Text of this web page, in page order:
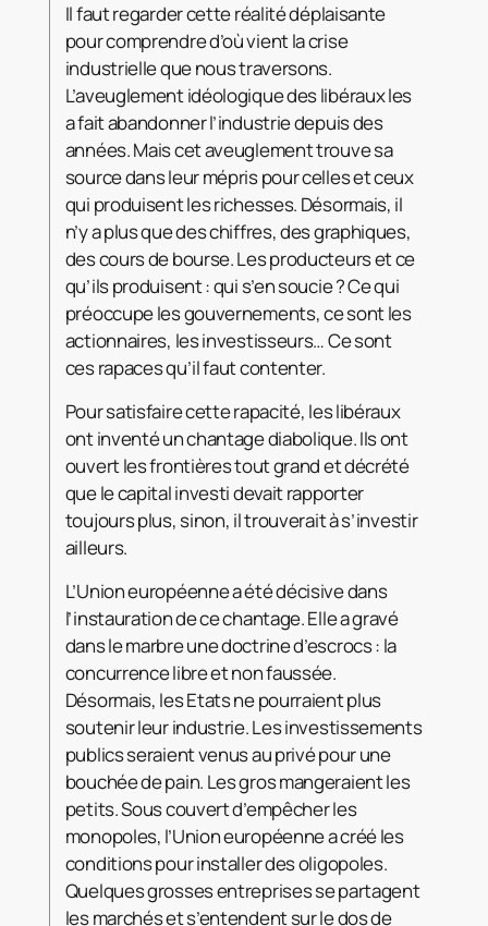
Il faut regarder cette réalité déplaisante
pour comprendre d’où vient la crise
industrielle que nous traversons.
L’aveuglement idéologique des libéraux les
a fait abandonner l’industrie depuis des
années. Mais cet aveuglement trouve sa
source dans leur mépris pour celles et ceux
qui produisent les richesses. Désormais, il
n’y a plus que des chiffres, des graphiques,
des cours de bourse. Les producteurs et ce
qu’ils produisent : qui s’en soucie ? Ce qui
préoccupe les gouvernements, ce sont les
actionnaires, les investisseurs… Ce sont
ces rapaces qu’il faut contenter.
Pour satisfaire cette rapacité, les libéraux
ont inventé un chantage diabolique. Ils ont
ouvert les frontières tout grand et décrété
que le capital investi devait rapporter
toujours plus, sinon, il trouverait à s’investir
ailleurs.
L’Union européenne a été décisive dans
l’instauration de ce chantage. Elle a gravé
dans le marbre une doctrine d’escrocs : la
concurrence libre et non faussée.
Désormais, les Etats ne pourraient plus
soutenir leur industrie. Les investissements
publics seraient venus au privé pour une
bouchée de pain. Les gros mangeraient les
petits. Sous couvert d’empêcher les
monopoles, l’Union européenne a créé les
conditions pour installer des oligopoles.
Quelques grosses entreprises se partagent
les marchés et s’entendent sur le dos de